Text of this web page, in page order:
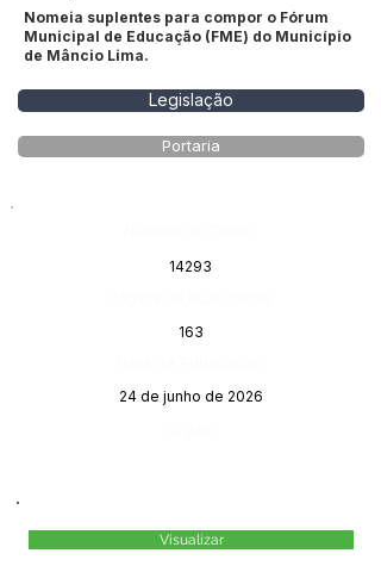
Nomeia suplentes para compor o Fórum
Municipal de Educação (FME) do Município
de Mâncio Lima.
Legislação
Portaria
14293
163
24 de junho de 2026
Visualizar